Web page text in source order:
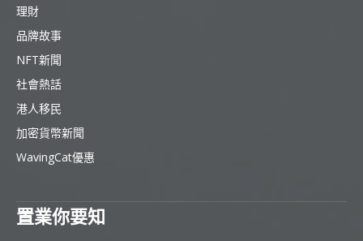
理財
品牌故事
NFT新聞
社會熱話
港人移民
加密貨幣新聞
WavingCat優惠
置業你要知